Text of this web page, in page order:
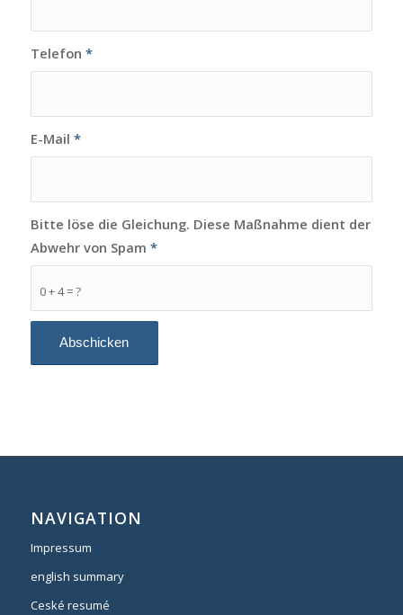
Telefon *
E-Mail *
0 + 4 = ?
Bitte löse die Gleichung. Diese Maßnahme dient der
Abwehr von Spam *
NAVIGATION
Impressum
english summary
Ceské resumé